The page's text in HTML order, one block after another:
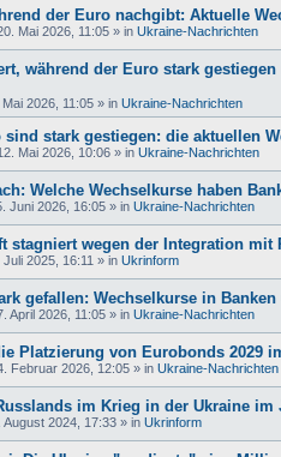
der Euro nachgibt: Aktuelle
Mai 2026, 11:05 » in Ukraine-Nachrichten
während der Euro stark
2026, 11:05 » in Ukraine-Nachrichten
stark gestiegen: die aktuellen
Mai 2026, 10:06 » in Ukraine-Nachrichten
Welche Wechselkurse haben
Juni 2026, 16:05 » in Ukraine-Nachrichten
stagniert wegen der Integration mit
2025, 16:11 » in Ukrinform
gefallen: Wechselkurse in
April 2026, 11:05 » in Ukraine-Nachrichten
Platzierung von Eurobonds 2029
Februar 2026, 12:05 » in Ukraine-Nachrichten
im Krieg in der Ukraine im
August 2024, 17:33 » in Ukrinform